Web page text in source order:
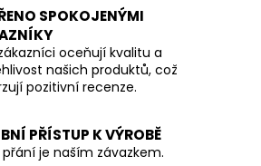
SPOKOJENÝMI
oceňují kvalitu a
našich produktů, což
pozitivní recenze.
PŘÍSTUP K VÝROBĚ
přání je naším závazkem.